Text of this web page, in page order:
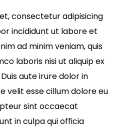
consectetur adipisicing
incididunt ut labore et
ad minim veniam, quis
laboris nisi ut aliquip ex
aute irure dolor in
velit esse cillum dolore eu
sint occaecat
in culpa qui officia